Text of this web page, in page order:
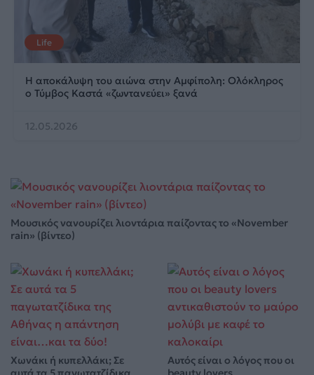
Life
Η αποκάλυψη του αιώνα στην Αμφίπολη: Ολόκληρος
ο Τύμβος Καστά «ζωντανεύει» ξανά
12.05.2026
Μουσικός νανουρίζει λιοντάρια παίζοντας το «November
rain» (βίντεο)
Χωνάκι ή κυπελλάκι; Σε
Αυτός είναι ο λόγος που οι